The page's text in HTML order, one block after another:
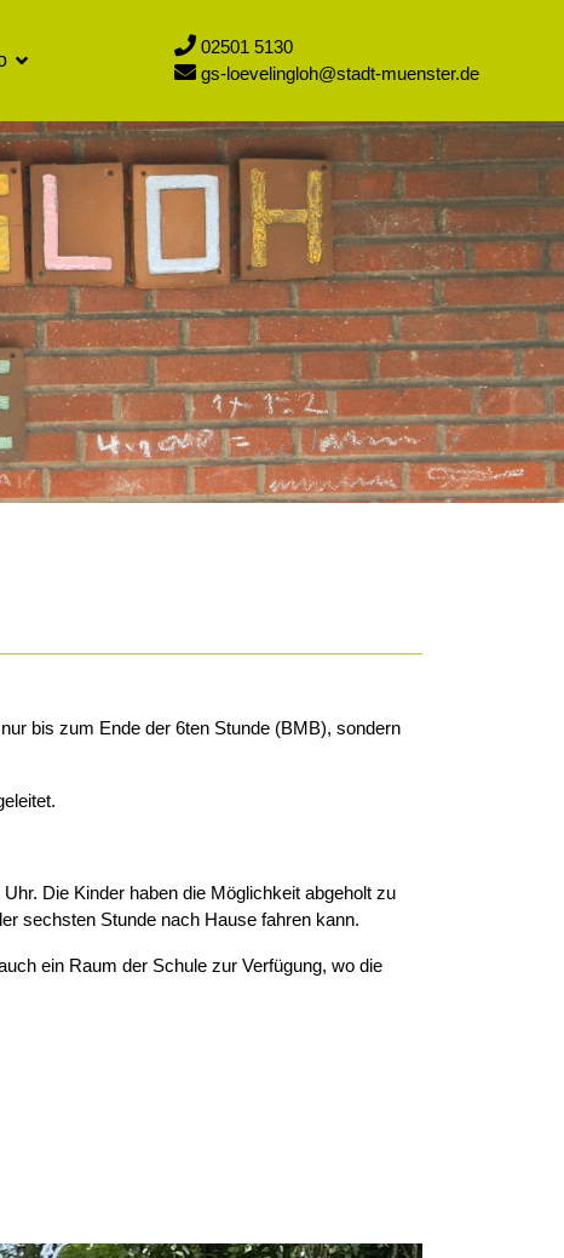
02501 5130
gs-loevelingloh@stadt-muenster.de
bis zum Ende der 6ten Stunde (BMB), sondern
Die Kinder haben die Möglichkeit abgeholt zu
sechsten Stunde nach Hause fahren kann.
ein Raum der Schule zur Verfügung, wo die